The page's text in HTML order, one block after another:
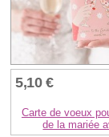
5,10 €
Carte de voeux
de la mariée